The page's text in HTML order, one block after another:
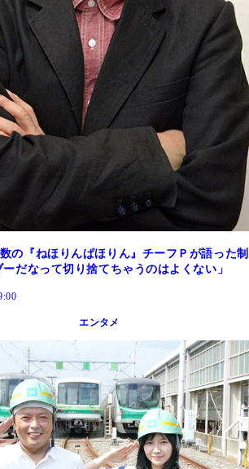
の『ねほりんぱほりん』チーフＰが語った制
だなって切り捨てちゃうのはよくない」
エンタメ